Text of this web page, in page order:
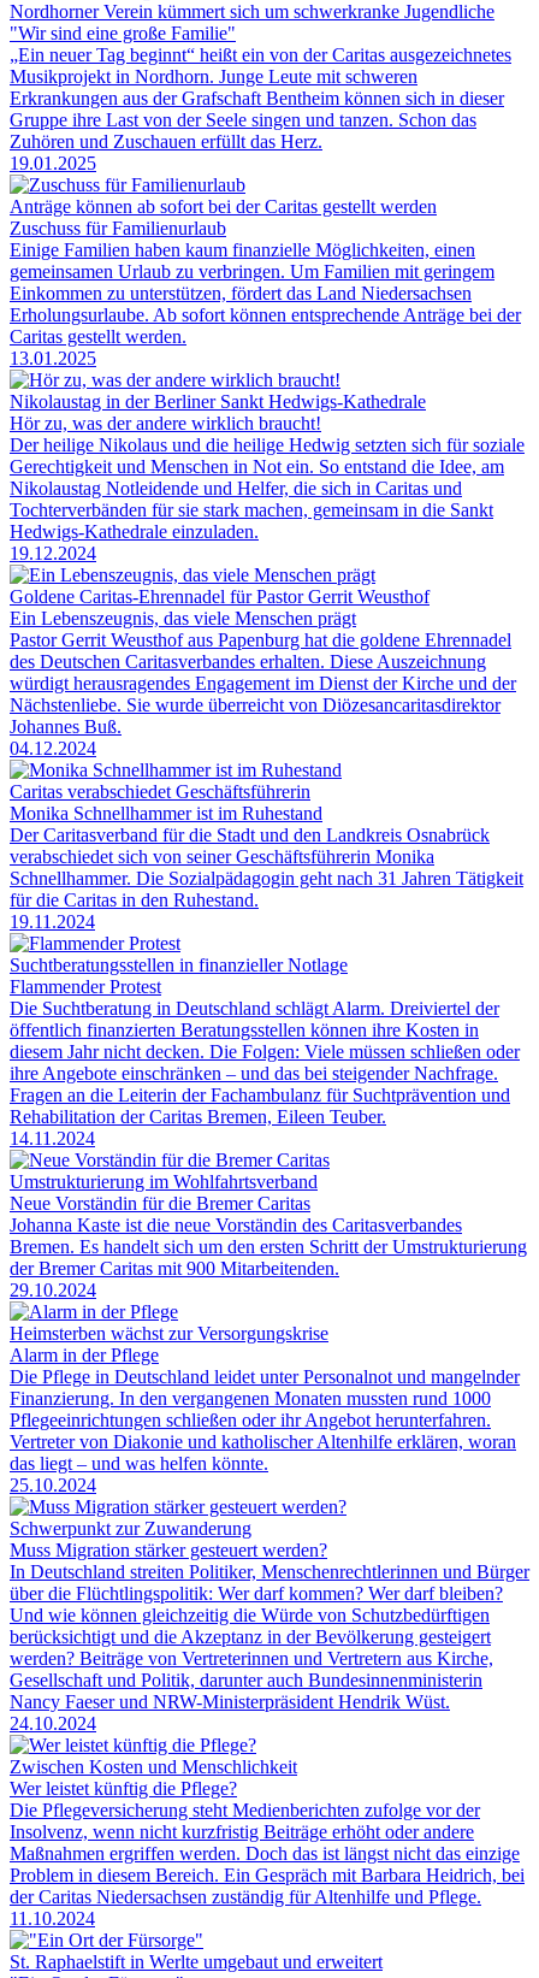
Nordhorner Verein kümmert sich um schwerkranke Jugendliche
"Wir sind eine große Familie"
„Ein neuer Tag beginnt“ heißt ein von der Caritas ausgezeichnetes
Musikprojekt in Nordhorn. Junge Leute mit schweren
Erkrankungen aus der Grafschaft Bentheim können sich in dieser
Gruppe ihre Last von der Seele singen und tanzen. Schon das
Zuhören und Zuschauen erfüllt das Herz.
19.01.2025
Anträge können ab sofort bei der Caritas gestellt werden
Zuschuss für Familienurlaub
Einige Familien haben kaum finanzielle Möglichkeiten, einen
gemeinsamen Urlaub zu verbringen. Um Familien mit geringem
Einkommen zu unterstützen, fördert das Land Niedersachsen
Erholungsurlaube. Ab sofort können entsprechende Anträge bei der
Caritas gestellt werden.
13.01.2025
Nikolaustag in der Berliner Sankt Hedwigs-Kathedrale
Hör zu, was der andere wirklich braucht!
Der heilige Nikolaus und die heilige Hedwig setzten sich für soziale
Gerechtigkeit und Menschen in Not ein. So entstand die Idee, am
Nikolaustag Notleidende und Helfer, die sich in Caritas und
Tochterverbänden für sie stark machen, gemeinsam in die Sankt
Hedwigs-Kathedrale einzuladen.
19.12.2024
Goldene Caritas-Ehrennadel für Pastor Gerrit Weusthof
Ein Lebenszeugnis, das viele Menschen prägt
Pastor Gerrit Weusthof aus Papenburg hat die goldene Ehrennadel
des Deutschen Caritasverbandes erhalten. Diese Auszeichnung
würdigt herausragendes Engagement im Dienst der Kirche und der
Nächstenliebe. Sie wurde überreicht von Diözesancaritasdirektor
Johannes Buß.
04.12.2024
Caritas verabschiedet Geschäftsführerin
Monika Schnellhammer ist im Ruhestand
Der Caritasverband für die Stadt und den Landkreis Osnabrück
verabschiedet sich von seiner Geschäftsführerin Monika
Schnellhammer. Die Sozialpädagogin geht nach 31 Jahren Tätigkeit
für die Caritas in den Ruhestand.
19.11.2024
Suchtberatungsstellen in finanzieller Notlage
Flammender Protest
Die Suchtberatung in Deutschland schlägt Alarm. Dreiviertel der
öffentlich finanzierten Beratungsstellen können ihre Kosten in
diesem Jahr nicht decken. Die Folgen: Viele müssen schließen oder
ihre Angebote einschränken – und das bei steigender Nachfrage.
Fragen an die Leiterin der Fachambulanz für Suchtprävention und
Rehabilitation der Caritas Bremen, Eileen Teuber.
14.11.2024
Umstrukturierung im Wohlfahrtsverband
Neue Vorständin für die Bremer Caritas
Johanna Kaste ist die neue Vorständin des Caritasverbandes
Bremen. Es handelt sich um den ersten Schritt der Umstrukturierung
der Bremer Caritas mit 900 Mitarbeitenden.
29.10.2024
Heimsterben wächst zur Versorgungskrise
Alarm in der Pflege
Die Pflege in Deutschland leidet unter Personalnot und mangelnder
Finanzierung. In den vergangenen Monaten mussten rund 1000
Pflegeeinrichtungen schließen oder ihr Angebot herunterfahren.
Vertreter von Diakonie und katholischer Altenhilfe erklären, woran
das liegt – und was helfen könnte.
25.10.2024
Schwerpunkt zur Zuwanderung
Muss Migration stärker gesteuert werden?
In Deutschland streiten Politiker, Menschenrechtlerinnen und Bürger
über die Flüchtlingspolitik: Wer darf kommen? Wer darf bleiben?
Und wie können gleichzeitig die Würde von Schutzbedürftigen
berücksichtigt und die Akzeptanz in der Bevölkerung gesteigert
werden? Beiträge von Vertreterinnen und Vertretern aus Kirche,
Gesellschaft und Politik, darunter auch Bundesinnenministerin
Nancy Faeser und NRW-Ministerpräsident Hendrik Wüst.
24.10.2024
Zwischen Kosten und Menschlichkeit
Wer leistet künftig die Pflege?
Die Pflegeversicherung steht Medienberichten zufolge vor der
Insolvenz, wenn nicht kurzfristig Beiträge erhöht oder andere
Maßnahmen ergriffen werden. Doch das ist längst nicht das einzige
Problem in diesem Bereich. Ein Gespräch mit Barbara Heidrich, bei
der Caritas Niedersachsen zuständig für Altenhilfe und Pflege.
11.10.2024
St. Raphaelstift in Werlte umgebaut und erweitert